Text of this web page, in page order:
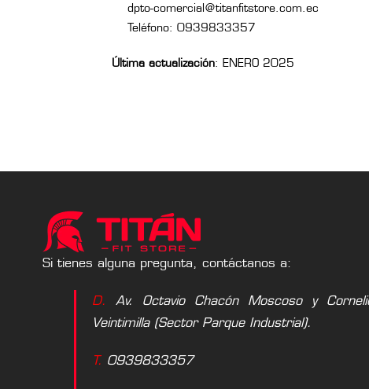
dpto-comercial@titanfitstore.com.ec
Teléfono: 0939833357
Última actualización: ENERO 2025
Si tienes alguna pregunta, contáctanos a:
D. Av. Octavio Chacón Moscoso y
Veintimilla (Sector Parque Industrial).
T. 0939833357